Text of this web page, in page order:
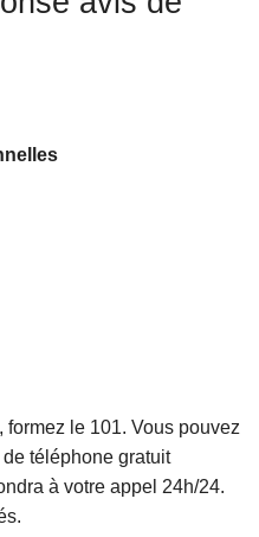
formez le 101. Vous pouvez
téléphone gratuit
à votre appel 24h/24.